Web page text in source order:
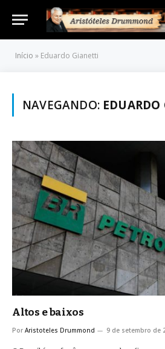
Início » Eduardo Gianetti
NAVEGANDO:
Altos e baixos
Por Aristoteles Drummond 9 de setembro de